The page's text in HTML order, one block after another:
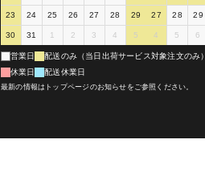
23 24 25 26 27 28 29
30 31 1 2 3 4 5
27 28 29
4 5 6
営業日
配送のみ（当日出荷サービス対象注文のみ）
休業日
配送休業日
最新の情報はトップページのお知らせをご参照ください。